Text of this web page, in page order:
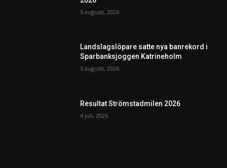
5 augusti, 2026
Landslagslöpare satte nya banrekord i
Sparbanksjoggen Katrineholm
5 augusti, 2026
Resultat Strömstadmilen 2026
4 juli, 2026